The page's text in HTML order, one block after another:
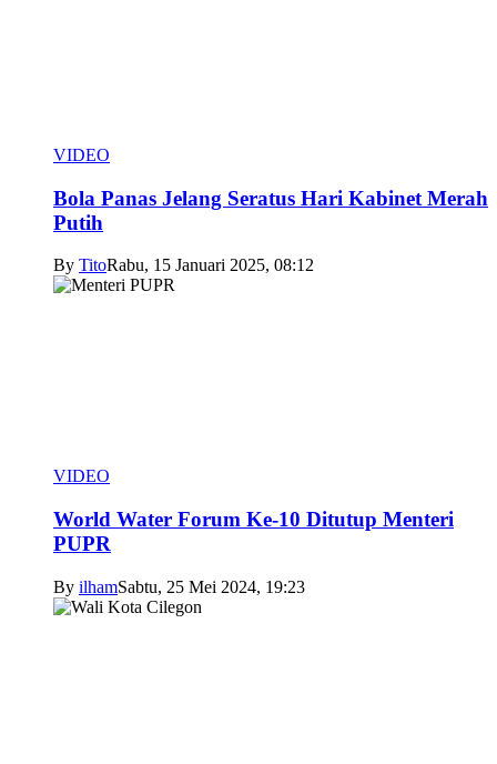
VIDEO
Bola Panas Jelang Seratus Hari Kabinet Merah
Putih
By TitoRabu, 15 Januari 2025, 08:12
VIDEO
World Water Forum Ke-10 Ditutup Menteri
PUPR
By ilhamSabtu, 25 Mei 2024, 19:23